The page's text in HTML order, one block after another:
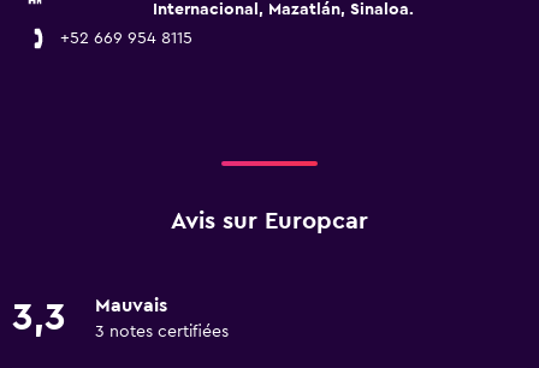
Internacional, Mazatlán, Sinaloa.
+52 669 954 8115
Avis sur Europcar
3,3 Mauvais
3 notes certifiées